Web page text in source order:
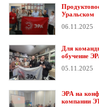
Уральском
06.11.2025
Для
обучение
05.11.2025
ЭРА на
компании